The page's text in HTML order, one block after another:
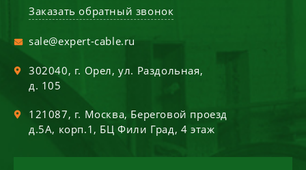
Заказать обратный звонок
sale@expert-cable.ru
302040, г. Орел,ул. Раздольная,
д. 105
121087, г. Москва, Береговой проезд
д.5А, корп.1, БЦ Фили Град, 4 этаж